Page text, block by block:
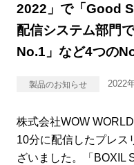
2022」で「Good
配信システム部門
No.1」など4つの
製品のお知らせ 2022
株式会社WOW
10分に配信したプレス
ざいました。「BOXIL